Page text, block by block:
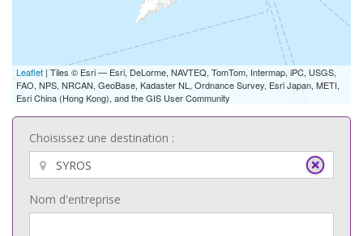
Leaflet | Tiles © Esri — Esri, DeLorme, NAVTEQ, TomTom, Intermap, iPC, USGS,
FAO, NPS, NRCAN, GeoBase, Kadaster NL, Ordnance Survey, Esri Japan, METI,
Esri China (Hong Kong), and the GIS User Community
Choisissez une destination :
Nom d'entreprise